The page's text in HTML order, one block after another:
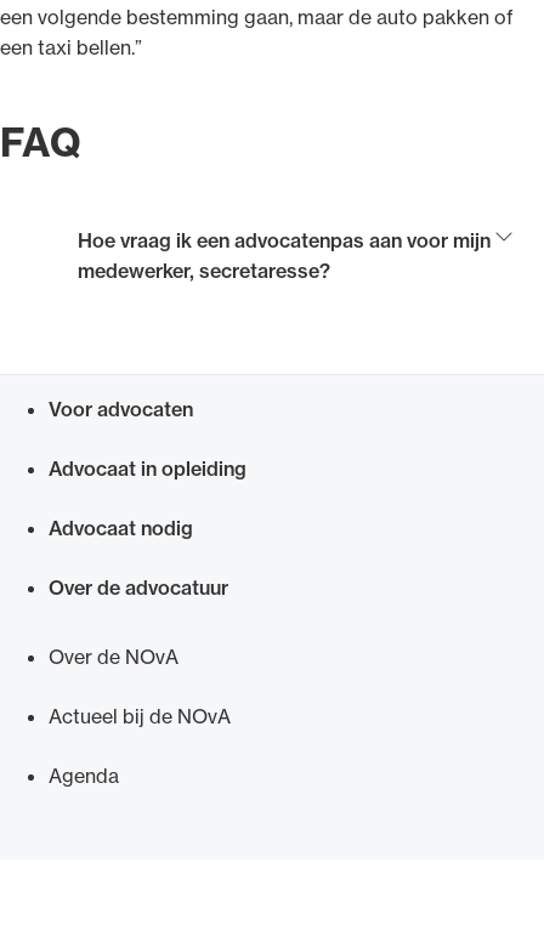
een volgende bestemming gaan, maar de auto pakken of
een taxi bellen.”
FAQ
Hoe vraag ik een advocatenpas aan voor mijn
medewerker, secretaresse?
medewerkers zijn een G-nummer en een
toegangscode nodig. De advocaat moet deze
Voor advocaten
Advocaat in opleiding
Advocaat nodig
Over de advocatuur
Over de NOvA
Actueel bij de NOvA
Agenda